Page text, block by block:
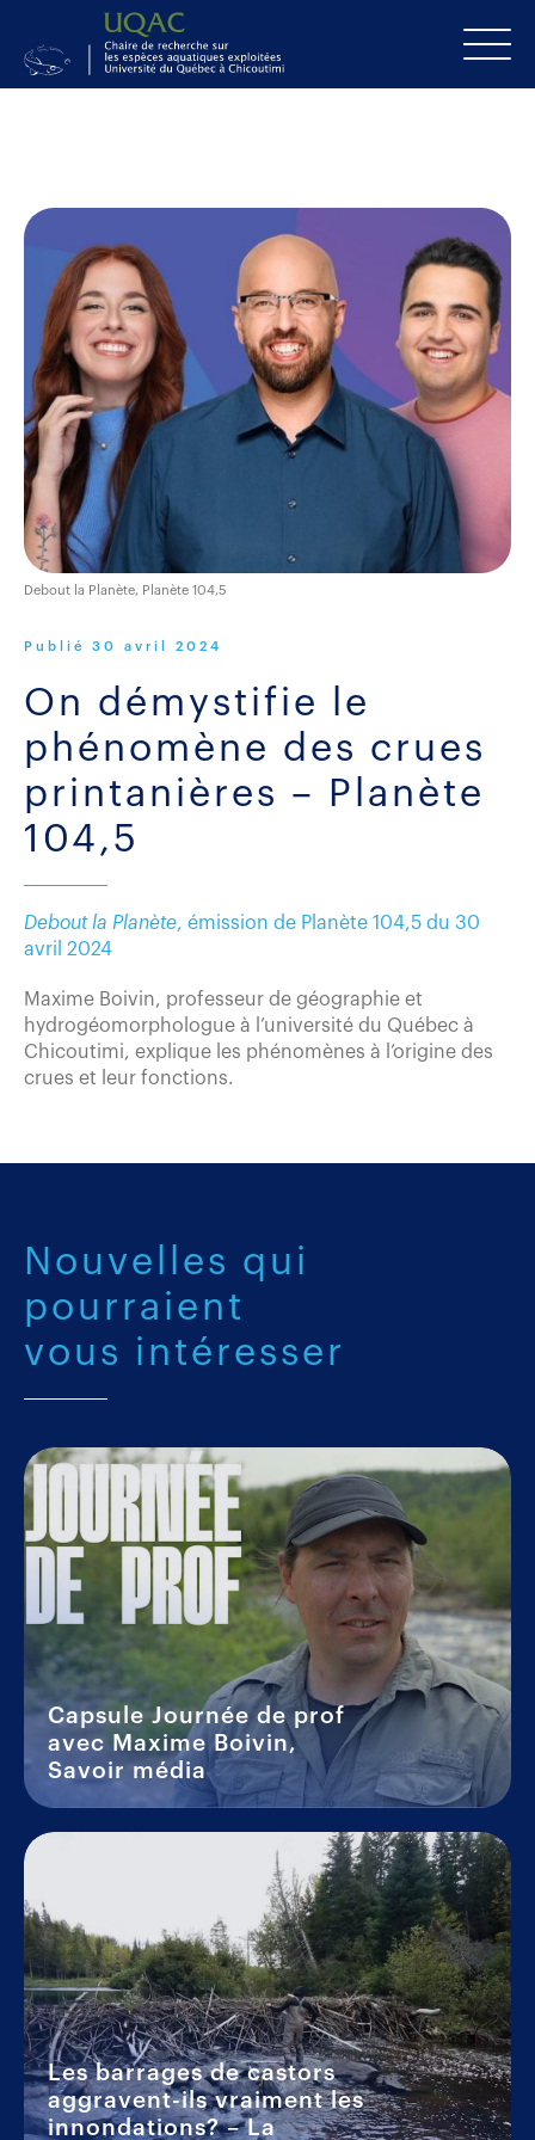
Publié 30 avril 2024
On démystifie le
phénomène des crues
printanières – Planète
104,5
Debout la Planète, émission de Planète 104,5 du 30
avril 2024
Maxime Boivin, professeur de géographie et
hydrogéomorphologue à l’université du Québec à
Chicoutimi, explique les phénomènes à l’origine des
crues et leur fonctions.
Debout la Planète, Planète 104,5
Nouvelles qui
pourraient
vous intéresser
Capsule Journée de prof
avec Maxime Boivin,
Savoir média
Les barrages de castors
aggravent-ils vraiment les
innondations? – La